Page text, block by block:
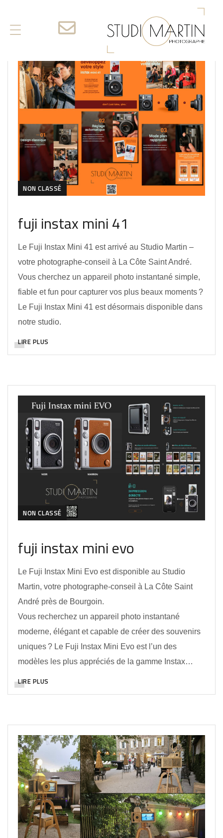
NON CLASSÉ
fuji instax mini 41
Le Fuji Instax Mini 41 est arrivé au Studio Martin –
votre photographe‑conseil à La Côte Saint André.
Vous cherchez un appareil photo instantané simple,
fiable et fun pour capturer vos plus beaux moments ?
Le Fuji Instax Mini 41 est désormais disponible dans
notre studio.
LIRE PLUS
NON CLASSÉ
fuji instax mini evo
Le Fuji Instax Mini Evo est disponible au Studio
Martin, votre photographe‑conseil à La Côte Saint
André près de Bourgoin.
Vous recherchez un appareil photo instantané
moderne, élégant et capable de créer des souvenirs
uniques ? Le Fuji Instax Mini Evo est l’un des
modèles les plus appréciés de la gamme Instax…
LIRE PLUS